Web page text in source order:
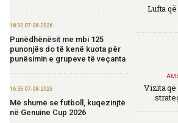
18:30 07-08-2026
Punëdhënësit me mbi 125
punonjës do të kenë kuota për
punësimin e grupeve të veçanta
16:35 07-08-2026
Më shumë se futboll, kuqezinjtë
në Genuine Cup 2026
Lufta
Vizita